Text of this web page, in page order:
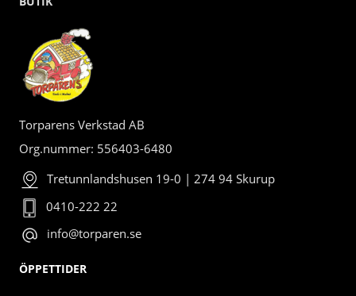
Torparens Verkstad AB
Org.nummer: 556403-6480
Tretunnlandshusen 19-0 | 274 94 Skurup
0410-222 22
info@torparen.se
ÖPPETTIDER